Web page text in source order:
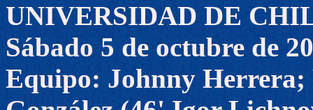
UNIVERSIDAD DE
Sábado 5 de octubre de
Equipo: Johnny Herrera;